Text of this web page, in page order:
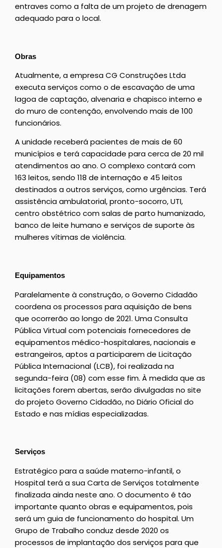
entraves como a falta de um projeto de drenagem
adequado para o local.
Obras
Atualmente, a empresa CG Construções Ltda
executa serviços como o de escavação de uma
lagoa de captação, alvenaria e chapisco interno e
do muro de contenção, envolvendo mais de 100
funcionários.
A unidade receberá pacientes de mais de 60
municípios e terá capacidade para cerca de 20 mil
atendimentos ao ano. O complexo contará com
163 leitos, sendo 118 de internação e 45 leitos
destinados a outros serviços, como urgências. Terá
assistência ambulatorial, pronto-socorro, UTI,
centro obstétrico com salas de parto humanizado,
banco de leite humano e serviços de suporte às
mulheres vítimas de violência.
Equipamentos
Paralelamente à construção, o Governo Cidadão
coordena os processos para aquisição de bens
que ocorrerão ao longo de 2021. Uma Consulta
Pública Virtual com potenciais fornecedores de
equipamentos médico-hospitalares, nacionais e
estrangeiros, aptos a participarem de Licitação
Pública Internacional (LCB), foi realizada na
segunda-feira (08) com esse fim. À medida que as
licitações forem abertas, serão divulgadas no site
do projeto Governo Cidadão, no Diário Oficial do
Estado e nas mídias especializadas.
Serviços
Estratégico para a saúde materno-infantil, o
Hospital terá a sua Carta de Serviços totalmente
finalizada ainda neste ano. O documento é tão
importante quanto obras e equipamentos, pois
será um guia de funcionamento do hospital. Um
Grupo de Trabalho conduz desde 2020 os
processos de implantação dos serviços para que